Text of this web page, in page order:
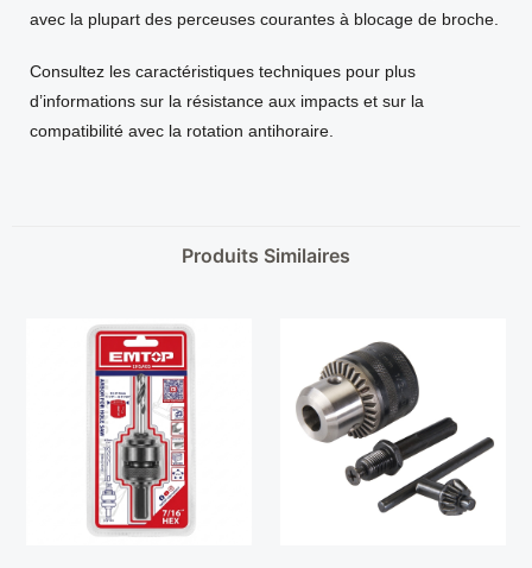
avec la plupart des perceuses courantes à blocage de broche.
Consultez les caractéristiques techniques pour plus
d’informations sur la résistance aux impacts et sur la
compatibilité avec la rotation antihoraire.
Produits Similaires